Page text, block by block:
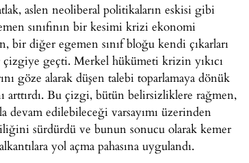
aslen neoliberal politikaların eskisi gibi
sınıfının bir kesimi krizi ekonomi
bir diğer egemen sınıf bloğu kendi çıkarları
geçti. Merkel hükümeti krizin yıkıcı
göze alarak düşen talebi toparlamaya dönük
arttırdı. Bu çizgi, bütün belirsizliklere rağmen,
edilebileceği varsayımı üzerinden
sürdürdü ve bunun sonucu olarak kemer
yol açma pahasına uygulandı.